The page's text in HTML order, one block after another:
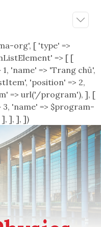
org', [ 'type' =>
=> [ [
'name' => 'Trang chủ',
'position' => 2,
=> url('/program'), ], [
3, 'name' => $program-
], ], ])